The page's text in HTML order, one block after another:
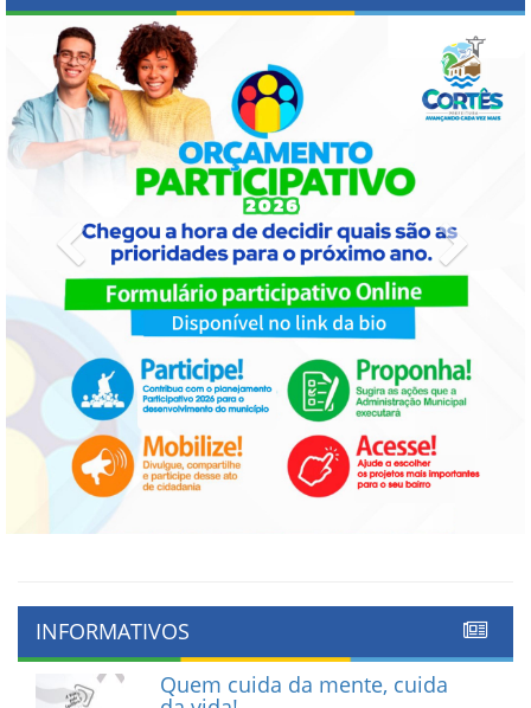
Previous
INFORMATIVOS
Quem cuida da mente, cuida